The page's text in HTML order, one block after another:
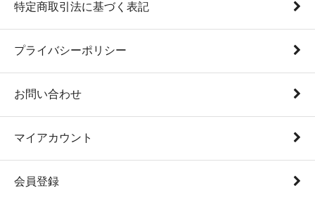
特定商取引法に基づく表記
プライバシーポリシー
お問い合わせ
マイアカウント
会員登録